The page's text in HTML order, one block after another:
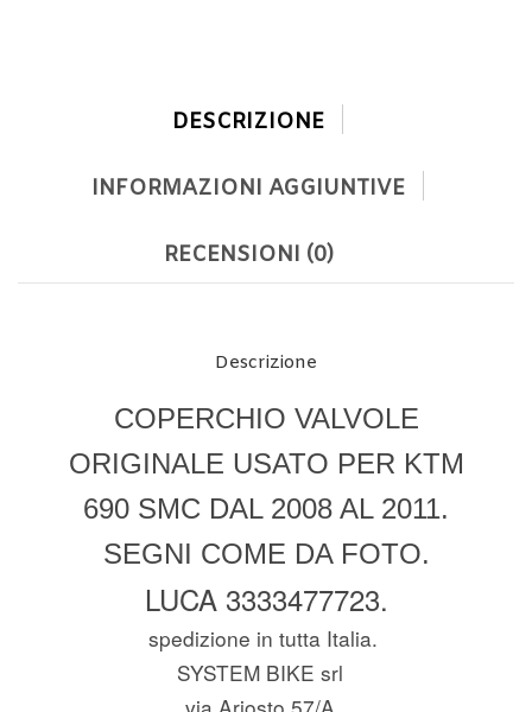
DESCRIZIONE
INFORMAZIONI AGGIUNTIVE
RECENSIONI (0)
Descrizione
COPERCHIO VALVOLE
ORIGINALE USATO PER KTM
690 SMC DAL 2008 AL 2011.
SEGNI COME DA FOTO.
LUCA 3333477723.
spedizione in tutta Italia.
SYSTEM BIKE srl
via Ariosto 57/A